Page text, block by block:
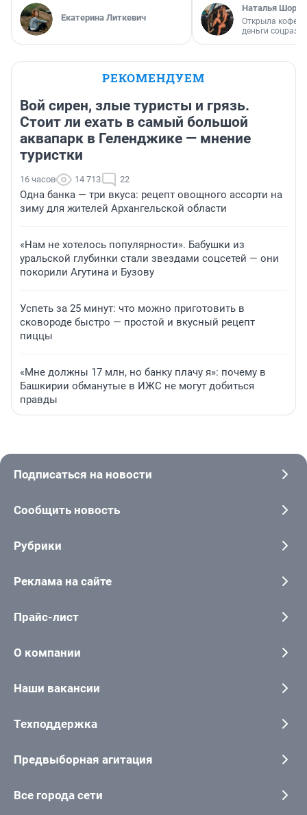
Екатерина Литкевич
Наталья
Открыла
деньги
РЕКОМЕНДУЕМ
Вой сирен, злые туристы и грязь.
Стоит ли ехать в самый большой
аквапарк в Геленджике — мнение
туристки
16 часов 14 713 22
Одна банка — три вкуса: рецепт овощного ассорти на
зиму для жителей Архангельской области
«Нам не хотелось популярности». Бабушки из
уральской глубинки стали звездами соцсетей — они
покорили Агутина и Бузову
Успеть за 25 минут: что можно приготовить в
сковороде быстро — простой и вкусный рецепт
пиццы
«Мне должны 17 млн, но банку плачу я»: почему в
Башкирии обманутые в ИЖС не могут добиться
правды
Подписаться на новости
Сообщить новость
Рубрики
Реклама на сайте
Прайс-лист
О компании
Наши вакансии
Техподдержка
Предвыборная агитация
Все города сети